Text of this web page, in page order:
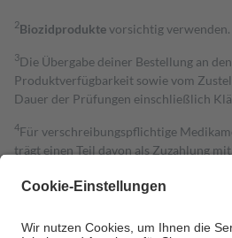
2Biozidproduktevorsichtig
3Die Übergabe deiner Bestellung an
Produktverfügbarkeit sowie vom
Dauer der Prüfungen einschließlich
4Für verschreibungspflichtige
trägt einen Teil davon als Zuzahlung mit.
zu entrichten.
Bei Heilmitteln und häuslicher